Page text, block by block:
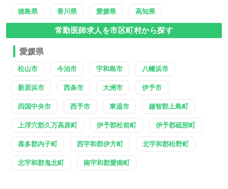
徳島県 香川県 愛媛県 高知県
常勤医師求人を市区町村から探す
愛媛県
松山市 今治市 宇和島市 八幡浜市
新居浜市 西条市 大洲市 伊予市
四国中央市 西予市 東温市 越智郡上島町
上浮穴郡久万高原町 伊予郡松前町 伊予郡砥部町
喜多郡内子町 西宇和郡伊方町 北宇和郡松野町
北宇和郡鬼北町 南宇和郡愛南町